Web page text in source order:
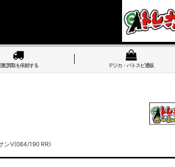
配買取を依頼する デジカ・バトスピ通販
ンV(084/190 RR)